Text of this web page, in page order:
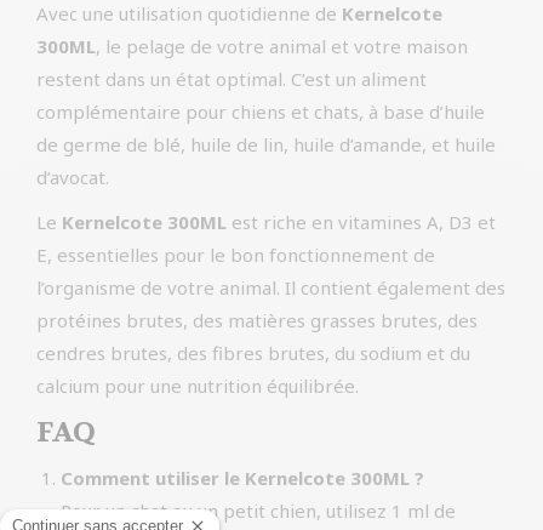
Avec une utilisation quotidienne de Kernelcote
300ML, le pelage de votre animal et votre maison
restent dans un état optimal. C’est un aliment
complémentaire pour chiens et chats, à base d’huile
de germe de blé, huile de lin, huile d’amande, et huile
d’avocat.
Le Kernelcote 300ML est riche en vitamines A, D3 et
E, essentielles pour le bon fonctionnement de
l’organisme de votre animal. Il contient également des
protéines brutes, des matières grasses brutes, des
cendres brutes, des fibres brutes, du sodium et du
calcium pour une nutrition équilibrée.
FAQ
Comment utiliser le Kernelcote 300ML ?
Pour un chat ou un petit chien, utilisez 1 ml de